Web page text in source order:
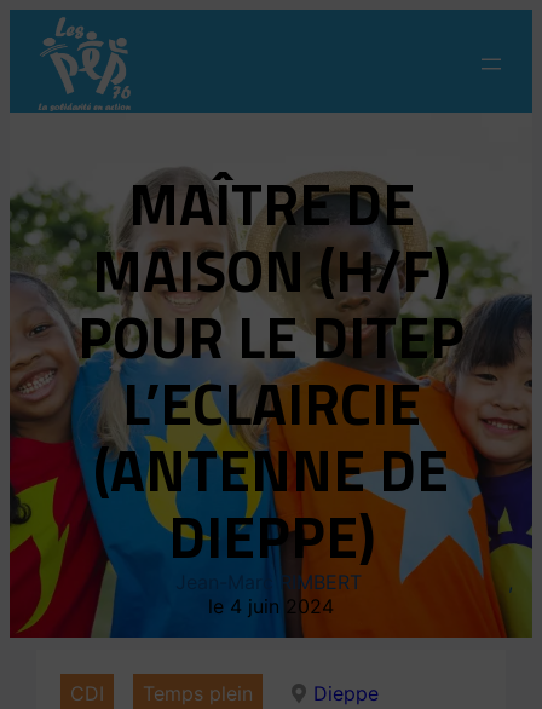
contenu
MAÎTRE DE
MAISON (H/F)
POUR LE DITEP
L’ECLAIRCIE
(ANTENNE DE
DIEPPE)
Jean-Marc RIMBERT
4 juin 2024
CDI Temps plein
Dieppe